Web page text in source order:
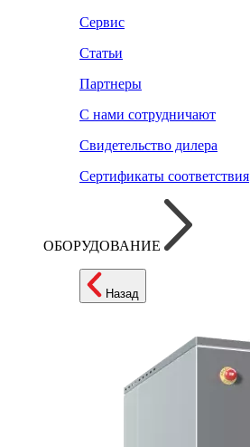
Сервис
Статьи
Партнеры
С нами сотрудничают
Свидетельство дилера
Сертификаты соответствия
ОБОРУДОВАНИЕ
Назад